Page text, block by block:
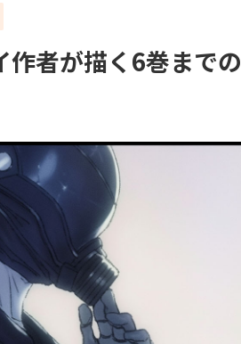
者が描く6巻までの